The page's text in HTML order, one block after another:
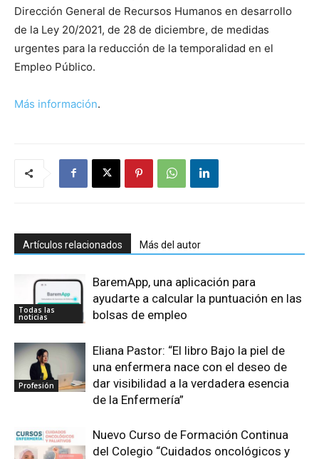
Dirección General de Recursos Humanos en desarrollo
de la Ley 20/2021, de 28 de diciembre, de medidas
urgentes para la reducción de la temporalidad en el
Empleo Público.
Más información.
Artículos relacionados Más del autor
Todas las
noticias
BaremApp, una aplicación para
ayudarte a calcular la puntuación en las
bolsas de empleo
Profesión
Eliana Pastor: “El libro Bajo la piel de
una enfermera nace con el deseo de
dar visibilidad a la verdadera esencia
de la Enfermería”
Nuevo Curso de Formación Continua
del Colegio “Cuidados oncológicos y